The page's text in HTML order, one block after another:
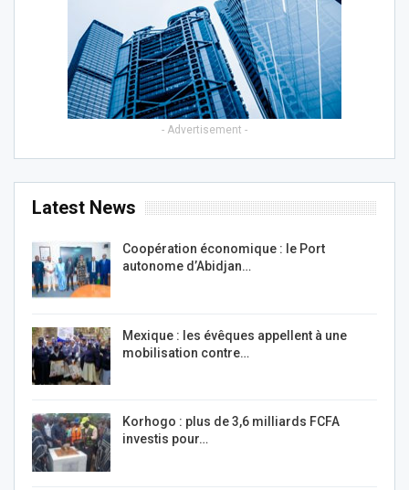
- Advertisement -
Latest News
Coopération économique : le Port
autonome d’Abidjan…
Mexique : les évêques appellent à une
mobilisation contre…
Korhogo : plus de 3,6 milliards FCFA
investis pour…